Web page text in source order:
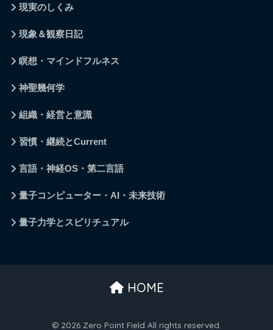
現実のしくみ
現象＆観察日記
瞑想・マインドフルネス
神聖幾何学
組織・経営と意識
習慣・継続とCurrent
言語・神経OS・第二言語
量子コンピューター・AI・未来技術
量子力学とスピリチュアル
HOME
© 2026 Zero Point Field All rights reserved.